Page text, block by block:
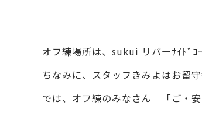
オフ練場所は、sukui リバーｻｲﾄﾞｺ
ちなみに、スタッフきみよはお留
では、オフ練のみなさん 「ご・